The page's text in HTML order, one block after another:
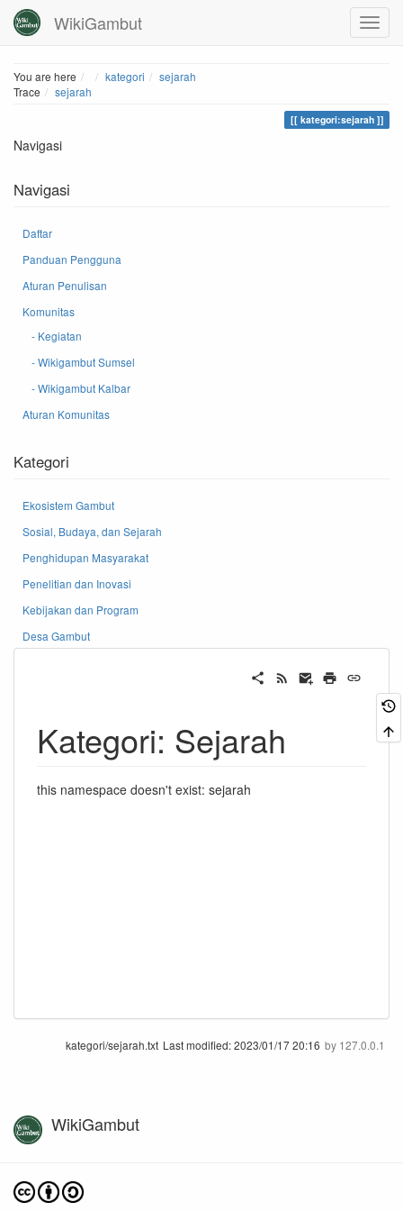
WikiGambut
You are here Home
kategori
sejarah
Trace
sejarah
kategori:sejarah
Navigasi
Navigasi
Daftar
Panduan Pengguna
Aturan Penulisan
Komunitas
- Kegiatan
- Wikigambut Sumsel
- Wikigambut Kalbar
Aturan Komunitas
Kategori
Ekosistem Gambut
Sosial, Budaya, dan Sejarah
Penghidupan Masyarakat
Penelitian dan Inovasi
Kebijakan dan Program
Desa Gambut
Kategori: Sejarah
this namespace doesn't exist: sejarah
kategori/sejarah.txt Last modified:2023/01/17 20:16 by 127.0.0.1
WikiGambut